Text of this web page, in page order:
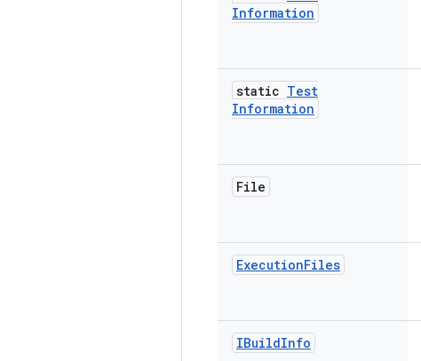
Information
static Test
Information
File
ExecutionFiles
IBuildInfo